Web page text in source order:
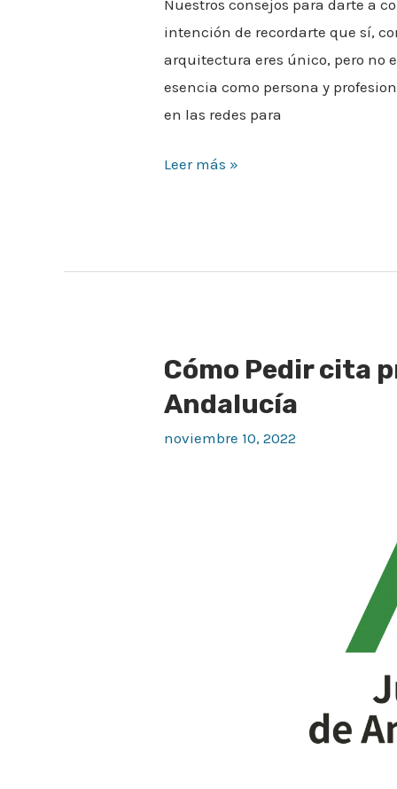
Nuestros consejos para darte a
intención de recordarte que sí,
arquitectura eres único, pero no
esencia como persona y
en las redes para
Leer más »
Cómo Pedir cita
Andalucía
noviembre 10, 2022
Cómo
Pedir
previa